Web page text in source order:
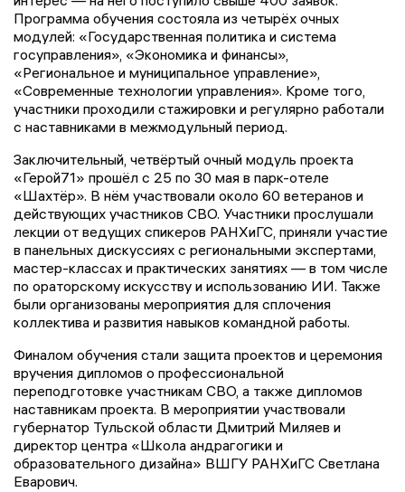
Программа обучения состояла из четырёх очных
модулей: «Государственная политика и система
госуправления», «Экономика и финансы»,
«Региональное и муниципальное управление»,
«Современные технологии управления». Кроме того,
участники проходили стажировки и регулярно работали
с наставниками в межмодульный период.
Заключительный, четвёртый очный модуль проекта
«Герой71» прошёл с 25 по 30 мая в парк-отеле
«Шахтёр». В нём участвовали около 60 ветеранов и
действующих участников СВО. Участники прослушали
лекции от ведущих спикеров РАНХиГС, приняли участие
в панельных дискуссиях с региональными экспертами,
мастер-классах и практических занятиях — в том числе
по ораторскому искусству и использованию ИИ. Также
были организованы мероприятия для сплочения
коллектива и развития навыков командной работы.
Финалом обучения стали защита проектов и церемония
вручения дипломов о профессиональной
переподготовке участникам СВО, а также дипломов
наставникам проекта. В мероприятии участвовали
губернатор Тульской области Дмитрий Миляев и
директор центра «Школа андрагогики и
образовательного дизайна» ВШГУ РАНХиГС Светлана
Еварович.